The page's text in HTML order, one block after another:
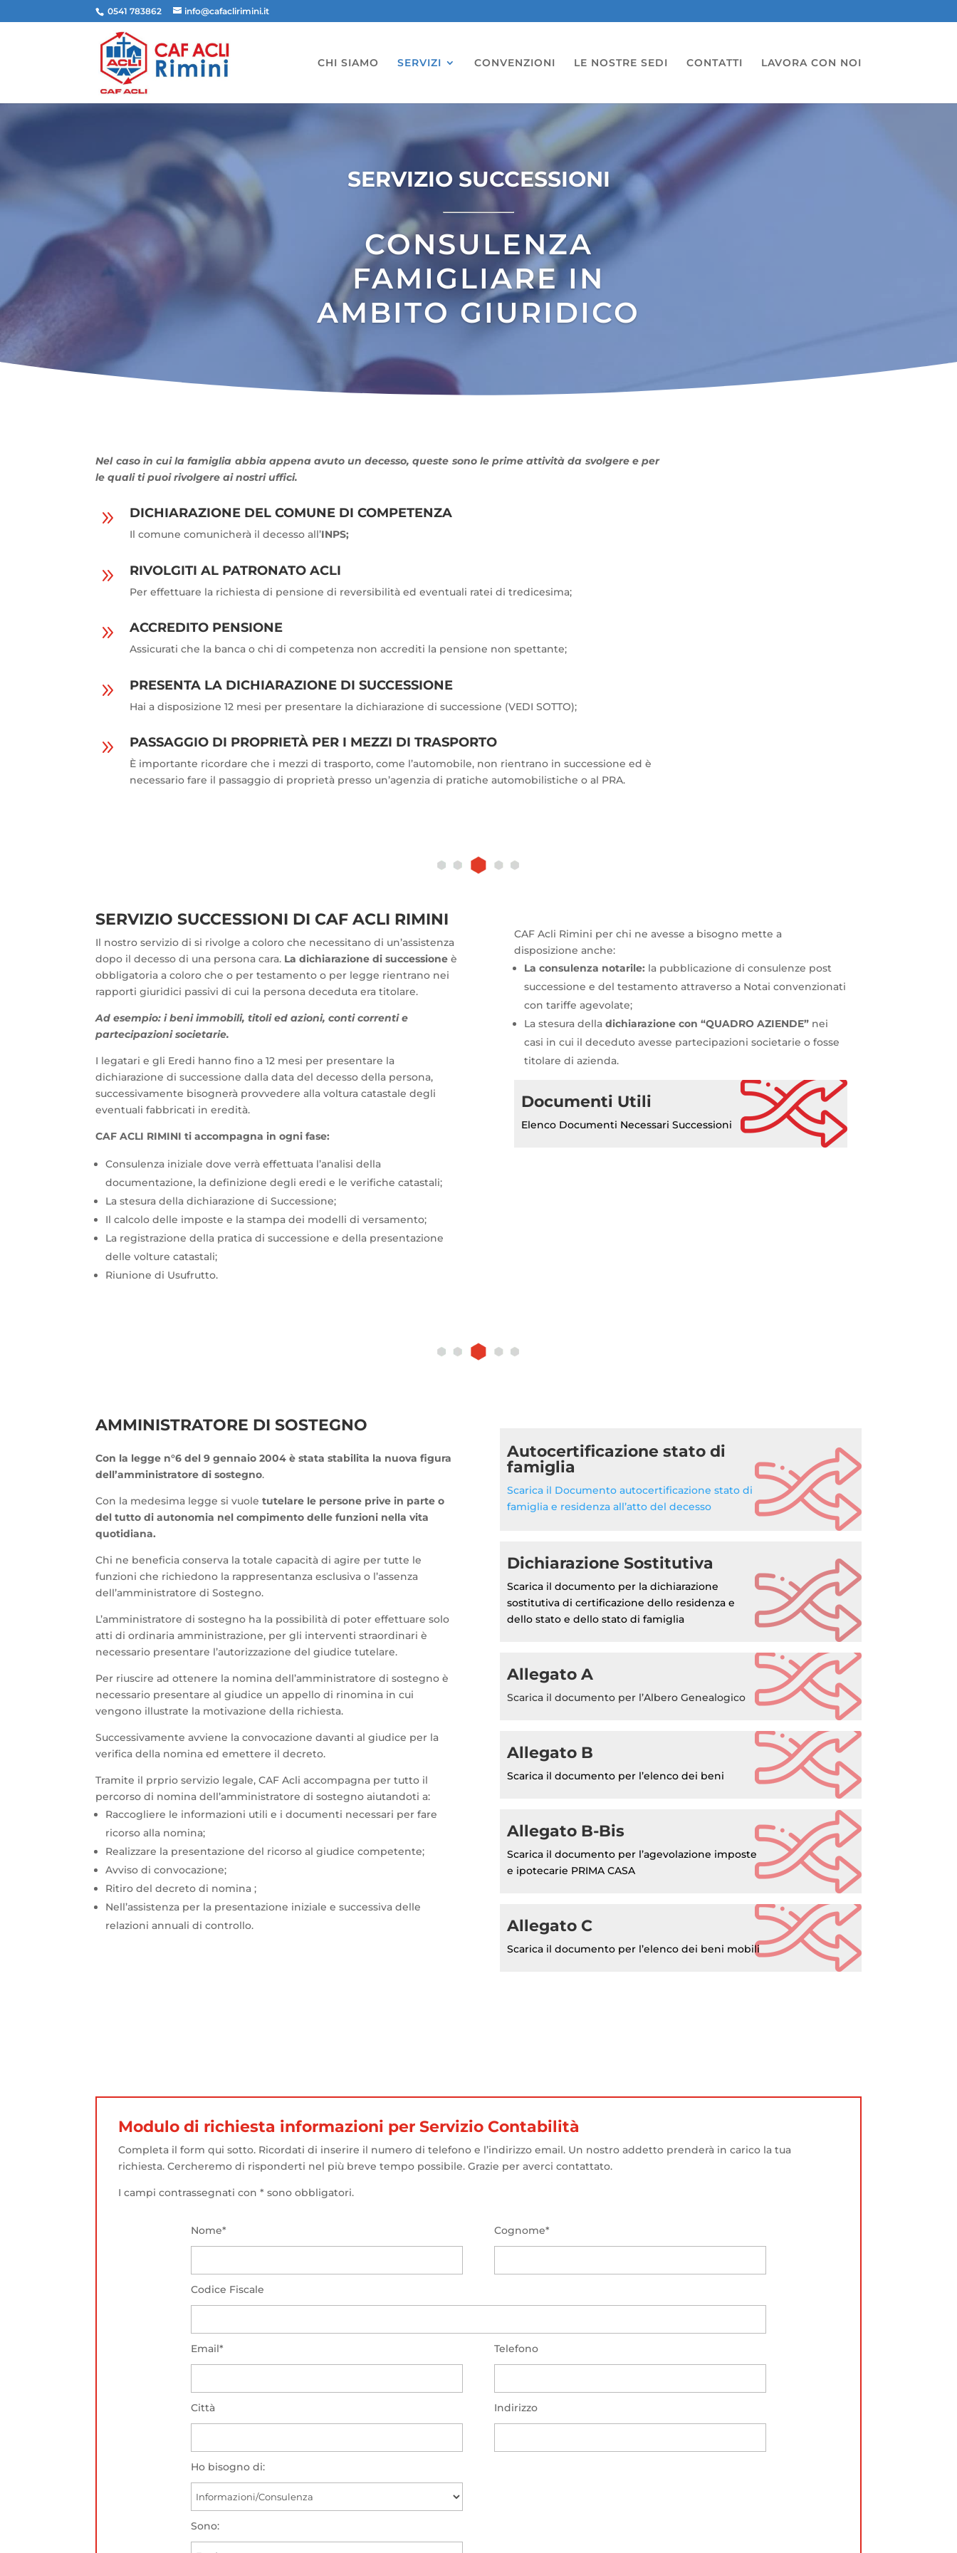
0541 783862 info@cafaclirimini.it
CHI SIAMO SERVIZI CONVENZIONI LE NOSTRE SEDI CONTATTI LAVORA CON NOI
SERVIZIO SUCCESSIONI
CONSULENZA
FAMIGLIARE IN
AMBITO GIURIDICO
Nel caso in cui la famiglia abbia appena avuto un decesso, queste sono le prime attività da svolgere e per
le quali ti puoi rivolgere ai nostri uffici.
9 DICHIARAZIONE DEL COMUNE DI COMPETENZA
Il comune comunicherà il decesso all’INPS;
9 RIVOLGITI AL PATRONATO ACLI
Per effettuare la richiesta di pensione di reversibilità ed eventuali ratei di tredicesima;
9 ACCREDITO PENSIONE
Assicurati che la banca o chi di competenza non accrediti la pensione non spettante;
9 PRESENTA LA DICHIARAZIONE DI SUCCESSIONE
Hai a disposizione 12 mesi per presentare la dichiarazione di successione (VEDI SOTTO);
9 PASSAGGIO DI PROPRIETÀ PER I MEZZI DI TRASPORTO
È importante ricordare che i mezzi di trasporto, come l’automobile, non rientrano in successione ed è
necessario fare il passaggio di proprietà presso un’agenzia di pratiche automobilistiche o al PRA.
SERVIZIO SUCCESSIONI DI CAF ACLI RIMINI
Il nostro servizio di si rivolge a coloro che necessitano di un’assistenza
dopo il decesso di una persona cara. La dichiarazione di successione è
obbligatoria a coloro che o per testamento o per legge rientrano nei
rapporti giuridici passivi di cui la persona deceduta era titolare.
Ad esempio: i beni immobili, titoli ed azioni, conti correnti e
partecipazioni societarie.
I legatari e gli Eredi hanno fino a 12 mesi per presentare la
dichiarazione di successione dalla data del decesso della persona,
successivamente bisognerà provvedere alla voltura catastale degli
eventuali fabbricati in eredità.
CAF ACLI RIMINI ti accompagna in ogni fase:
Consulenza iniziale dove verrà effettuata l’analisi della
documentazione, la definizione degli eredi e le verifiche catastali;
La stesura della dichiarazione di Successione;
Il calcolo delle imposte e la stampa dei modelli di versamento;
La registrazione della pratica di successione e della presentazione
delle volture catastali;
Riunione di Usufrutto.
CAF Acli Rimini per chi ne avesse a bisogno mette a
disposizione anche:
La consulenza notarile: la pubblicazione di consulenze post
successione e del testamento attraverso a Notai convenzionati
con tariffe agevolate;
La stesura della dichiarazione con “QUADRO AZIENDE”nei
casi in cui il deceduto avesse partecipazioni societarie o fosse
titolare di azienda.
Documenti Utili
Elenco Documenti Necessari Successioni
AMMINISTRATORE DI SOSTEGNO
Con la legge n°6 del 9 gennaio 2004 è stata stabilita la nuova figura
dell’amministratore di sostegno.
Con la medesima legge si vuoletutelare le persone prive in parte o
del tutto di autonomia nel compimento delle funzioni nella vita
quotidiana.
Chi ne beneficia conserva la totale capacità di agire per tutte le
funzioni che richiedono la rappresentanza esclusiva o l’assenza
dell’amministratore di Sostegno.
L’amministratore di sostegno ha la possibilità di poter effettuare solo
atti di ordinaria amministrazione, per gli interventi straordinari è
necessario presentare l’autorizzazione del giudice tutelare.
Per riuscire ad ottenere la nomina dell’amministratore di sostegno è
necessario presentare al giudice un appello di rinomina in cui
vengono illustrate la motivazione della richiesta.
Successivamente avviene la convocazione davanti al giudice per la
verifica della nomina ed emettere il decreto.
Tramite il prprio servizio legale, CAF Acli accompagna per tutto il
percorso di nomina dell’amministratore di sostegno aiutandoti a:
Raccogliere le informazioni utili e i documenti necessari per fare
ricorso alla nomina;
Realizzare la presentazione del ricorso al giudice competente;
Avviso di convocazione;
Ritiro del decreto di nomina ;
Nell’assistenza per la presentazione iniziale e successiva delle
relazioni annuali di controllo.
Autocertificazione stato di
famiglia
Scarica il Documento autocertificazione stato di
famiglia e residenza all’atto del decesso
Dichiarazione Sostitutiva
Scarica il documento per la dichiarazione
sostitutiva di certificazione dello residenza e
dello stato e dello stato di famiglia
Allegato A
Scarica il documento per l’Albero Genealogico
Allegato B
Scarica il documento per l’elenco dei beni
Allegato B-Bis
Scarica il documento per l’agevolazione imposte
e ipotecarie PRIMA CASA
Allegato C
Scarica il documento per l’elenco dei beni mobili
Modulo di richiesta informazioni per Servizio Contabilità
Completa il form qui sotto. Ricordati di inserire il numero di telefono e l’indirizzo email. Un nostro addetto prenderà in carico la tua
richiesta. Cercheremo di risponderti nel più breve tempo possibile. Grazie per averci contattato.
I campi contrassegnati con * sono obbligatori.
Nome* Cognome*
Codice Fiscale
Email* Telefono
Città Indirizzo
Ho bisogno di:
Sono: